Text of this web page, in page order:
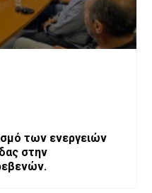
των ενεργειών
στην